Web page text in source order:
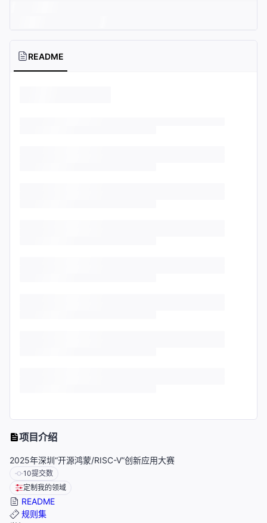
README
项目介绍
2025年深圳“开源鸿蒙/RISC-V”创新应用大赛
10提交数
定制我的领域
README
规则集